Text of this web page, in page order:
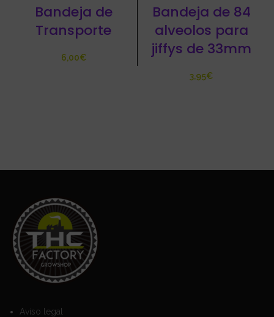
Bandeja de
Transporte
€
Bandeja de 84
alveolos para
jiffys de 33mm
€
Aviso legal